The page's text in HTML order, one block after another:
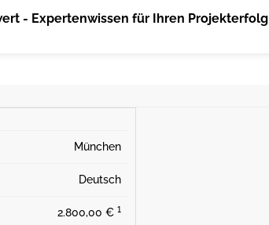
- Expertenwissen für Ihren Projekterfolg
München
Deutsch
2.800,00 €¹